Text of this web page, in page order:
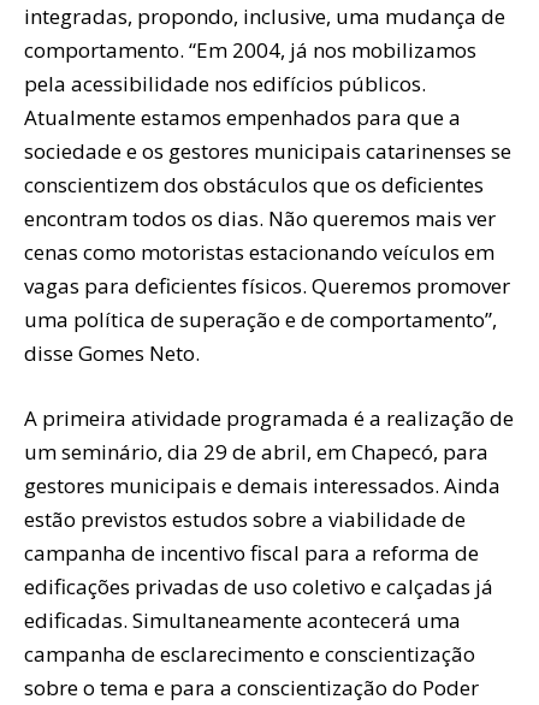
integradas, propondo, inclusive, uma mudança de
comportamento. “Em 2004, já nos mobilizamos
pela acessibilidade nos edifícios públicos.
Atualmente estamos empenhados para que a
sociedade e os gestores municipais catarinenses se
conscientizem dos obstáculos que os deficientes
encontram todos os dias. Não queremos mais ver
cenas como motoristas estacionando veículos em
vagas para deficientes físicos. Queremos promover
uma política de superação e de comportamento”,
disse Gomes Neto.
A primeira atividade programada é a realização de
um seminário, dia 29 de abril, em Chapecó, para
gestores municipais e demais interessados. Ainda
estão previstos estudos sobre a viabilidade de
campanha de incentivo fiscal para a reforma de
edificações privadas de uso coletivo e calçadas já
edificadas. Simultaneamente acontecerá uma
campanha de esclarecimento e conscientização
sobre o tema e para a conscientização do Poder